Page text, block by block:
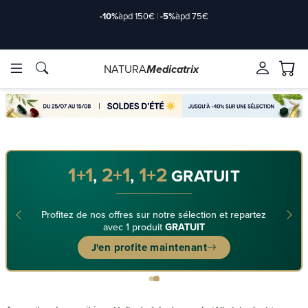
Marques
-10%àpd 150€ |-5%àpd 75€
Marques
NATURAMedicatrix
1+1, 2+1, 1+2GRATUIT
Profitez de nos offres sur notre sélection et repartez
avec 1 produit GRATUIT
J'en profite maintenant